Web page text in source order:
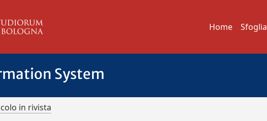
Home Sfoglia
System
in rivista